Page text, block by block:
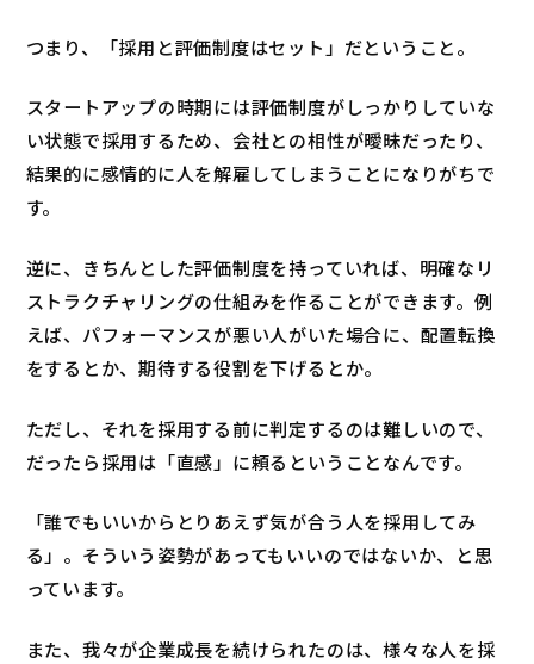
つまり、「採用と評価制度はセット」だということ。
スタートアップの時期には評価制度がしっかりしていな
い状態で採用するため、会社との相性が曖昧だったり、
結果的に感情的に人を解雇してしまうことになりがちで
す。
逆に、きちんとした評価制度を持っていれば、明確なリ
ストラクチャリングの仕組みを作ることができます。例
えば、パフォーマンスが悪い人がいた場合に、配置転換
をするとか、期待する役割を下げるとか。
ただし、それを採用する前に判定するのは難しいので、
だったら採用は「直感」に頼るということなんです。
「誰でもいいからとりあえず気が合う人を採用してみ
る」。そういう姿勢があってもいいのではないか、と思
っています。
また、我々が企業成長を続けられたのは、様々な人を採